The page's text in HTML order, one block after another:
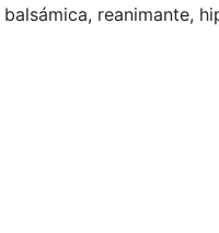
reanimante,